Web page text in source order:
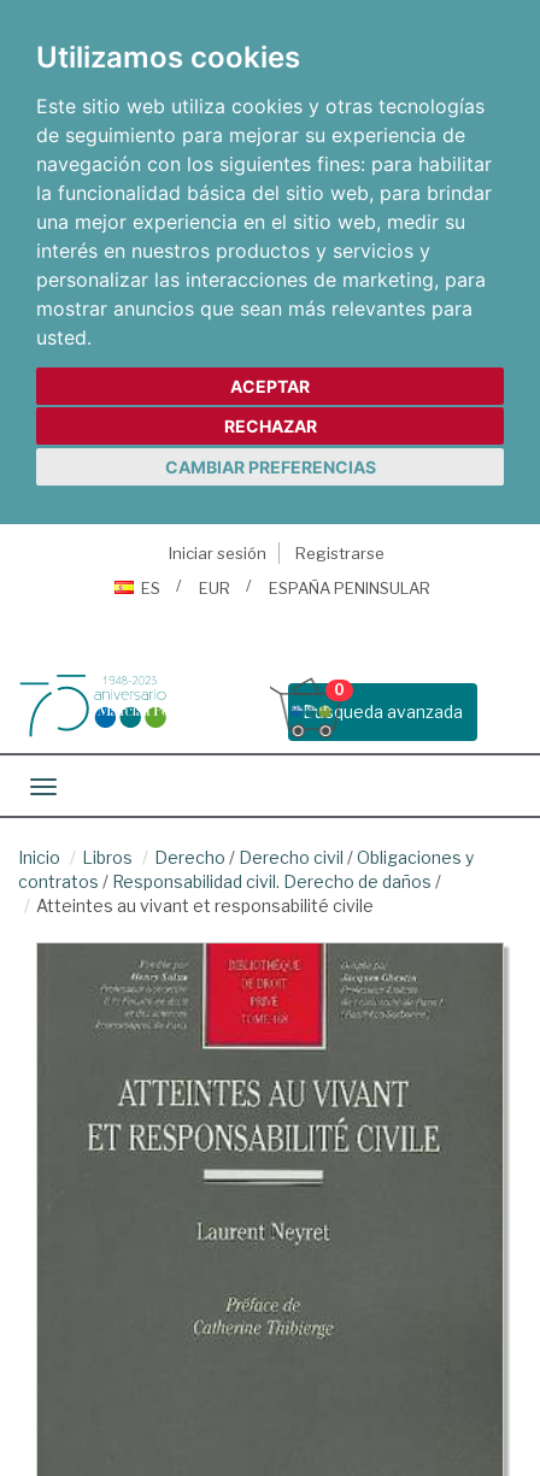
Utilizamos cookies
Este sitio web utiliza cookies y otras tecnologías
de seguimiento para mejorar su experiencia de
navegación con los siguientes fines: para habilitar
la funcionalidad básica del sitio web, para brindar
una mejor experiencia en el sitio web, medir su
interés en nuestros productos y servicios y
personalizar las interacciones de marketing, para
mostrar anuncios que sean más relevantes para
usted.
ACEPTAR
RECHAZAR
CAMBIAR PREFERENCIAS
Iniciar sesión
Registrarse
ES
EUR ESPAÑA PENINSULAR
Busqueda avanzada
0
Toggle navigation
Inicio Libros Derecho / Derecho civil /Obligaciones y
contratos / Responsabilidad civil. Derecho de daños /
Atteintes au vivant et responsabilité civile